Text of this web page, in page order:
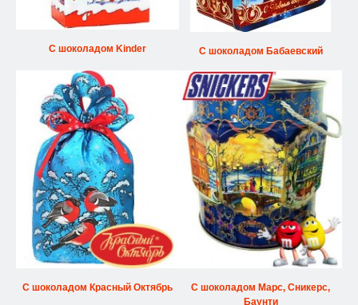
С шоколадом Kinder С шоколадом Бабаевский
С шоколадом Красный Октябрь
С шоколадом Марс, Сникерс,
Баунти